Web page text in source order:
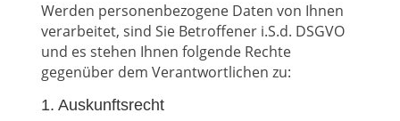
Werden personenbezogene Daten von Ihnen
verarbeitet, sind Sie Betroffener i.S.d. DSGVO
und es stehen Ihnen folgende Rechte
gegenüber dem Verantwortlichen zu:
1. Auskunftsrecht